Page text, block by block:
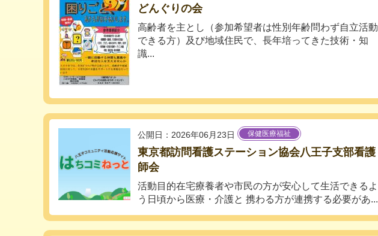
どんぐりの会
高齢者を主とし（参加希望者は性別年齢問わず自立活動
できる方）及び地域住民で、長年培ってきた技術・知
識...
公開日：2026年06月23日 保健医療福祉
東京都訪問看護ステーション協会八王子支部看護
師会
活動目的在宅療養者や市民の方が安心して生活できるよ
う日頃から医療・介護と 携わる方が連携する必要があ...